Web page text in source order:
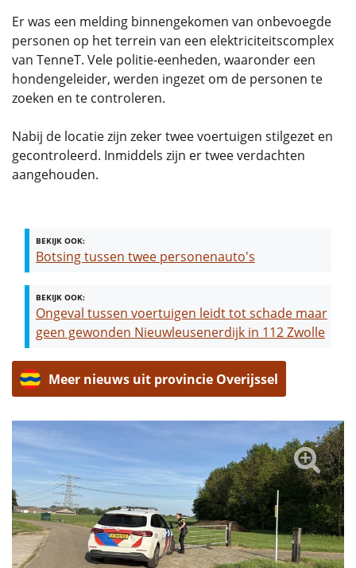
Er was een melding binnengekomen van onbevoegde
personen op het terrein van een elektriciteitscomplex
van TenneT. Vele politie-eenheden, waaronder een
hondengeleider, werden ingezet om de personen te
zoeken en te controleren.
Nabij de locatie zijn zeker twee voertuigen stilgezet en
gecontroleerd. Inmiddels zijn er twee verdachten
aangehouden.
BEKIJK OOK:
Botsing tussen twee personenauto's
BEKIJK OOK:
Ongeval tussen voertuigen leidt tot schade maar
geen gewonden Nieuwleusenerdijk in 112 Zwolle
Meer nieuws uit provincie Overijssel